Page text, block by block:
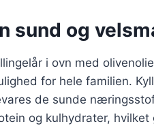
sund og
i ovn med
for hele familien.
de sunde
og kulhydrater,